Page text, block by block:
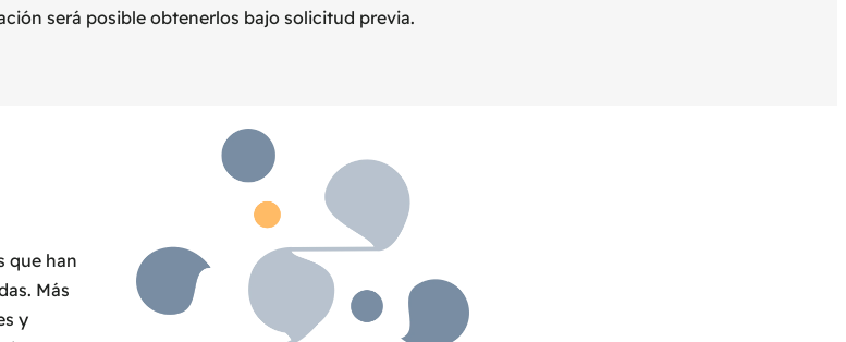
será posible obtenerlos bajo solicitud previa.
que han
Más
y